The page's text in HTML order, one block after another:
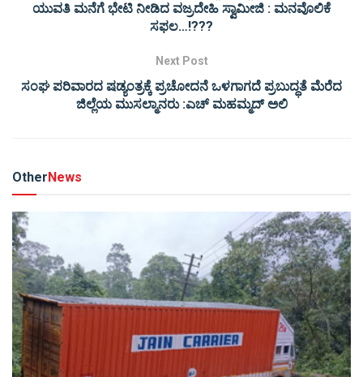
ಯುವತಿ ಮನೆಗೆ ಭೇಟಿ ನೀಡಿದ ವಜ್ರದೇಹಿ ಸ್ವಾಮೀಜಿ : ಮನವೊಲಿಕೆ
ಸಫಲ…!???
Next Post
ಸಂಘ ಪರಿವಾರದ ಷಡ್ಯಂತ್ರಕ್ಕೆ ಪ್ರಚೋದನೆ ಒಳಗಾಗದೆ ಪ್ರಬುದ್ಧತೆ ಮೆರೆದ
ಜಿಲ್ಲೆಯ ಮುಸಲ್ಮಾನರು :ಎಚ್ ಮಹಮ್ಮದ್ ಅಲಿ
OtherNews